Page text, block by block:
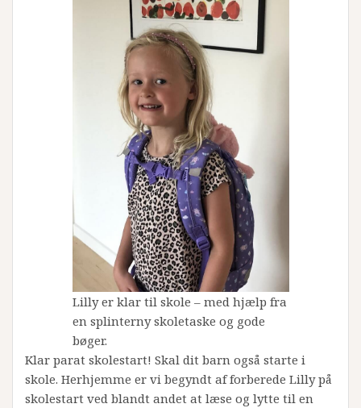
Lilly er klar til skole – med hjælp fra
en splinterny skoletaske og gode
bøger.
Klar parat skolestart! Skal dit barn også starte i
skole. Herhjemme er vi begyndt af forberede Lilly på
skolestart ved blandt andet at læse og lytte til en